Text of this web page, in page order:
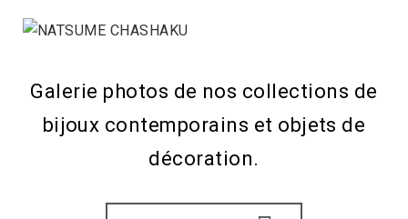
Galerie photos de nos collections de
bijoux contemporains et objets de
décoration.